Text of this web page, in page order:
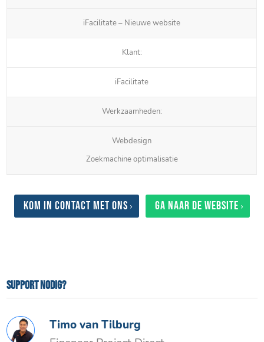
iFacilitate – Nieuwe website
Klant:
iFacilitate
Werkzaamheden:
Webdesign
Zoekmachine optimalisatie
Kom in contact met ons Ga naar de website
Support nodig?
Timo van Tilburg